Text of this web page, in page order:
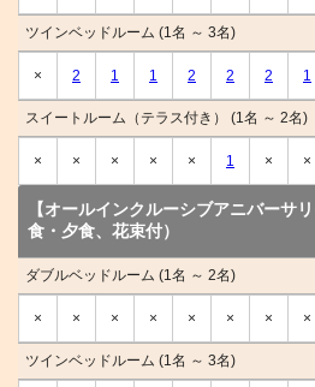
ツインベッドルーム (1名 ～ 3名)
× 2 1 1 2 2 2 1
スイートルーム（テラス付き） (1名 ～ 2名)
× × × × × 1 × ×
【オールインクルーシブアニバーサ
食・夕食、花束付）
ダブルベッドルーム (1名 ～ 2名)
× × × × × × × ×
ツインベッドルーム (1名 ～ 3名)